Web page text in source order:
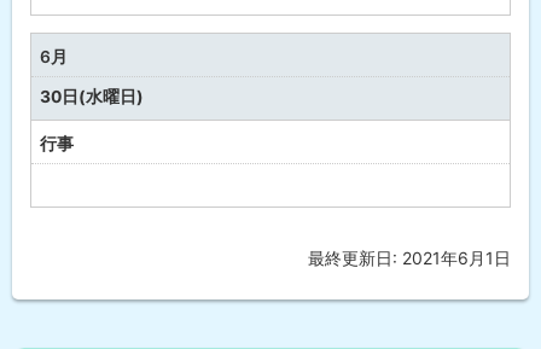
定
な
し
6月
30日(水曜日)
行事
定
最終更新日: 2021年6月1日